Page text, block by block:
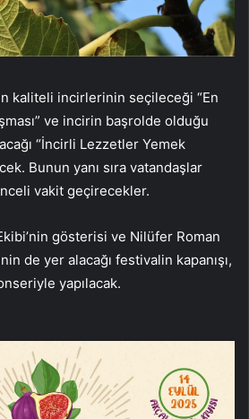
kaliteli incirlerinin seçileceği “En
ve incirin başrolde olduğu
“İncirli Lezzetler Yemek
Bunun yanı sıra vatandaşlar
vakit geçirecekler.
gösterisi ve Nilüfer Roman
de yer alacağı festivalin kapanışı,
yapılacak.